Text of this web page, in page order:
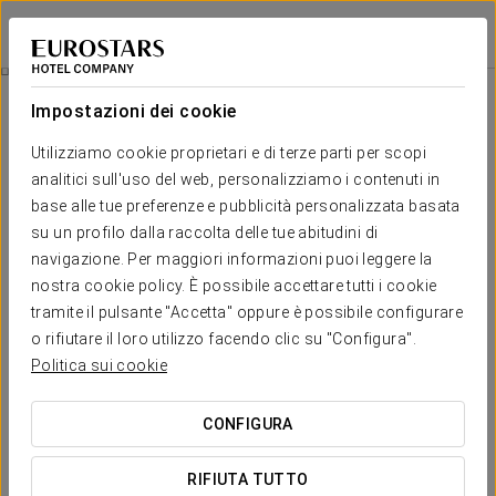
Impostazioni dei cookie
Utilizziamo cookie proprietari e di terze parti per scopi
analitici sull'uso del web, personalizziamo i contenuti in
base alle tue preferenze e pubblicità personalizzata basata
su un profilo dalla raccolta delle tue abitudini di
navigazione. Per maggiori informazioni puoi leggere la
nostra cookie policy. È possibile accettare tutti i cookie
tramite il pulsante "Accetta" oppure è possibile configurare
o rifiutare il loro utilizzo facendo clic su "Configura".
Politica sui cookie
CONFIGURA
RIFIUTA TUTTO
Exe Wellington
FIGUEIRA DA FOZ
Esperienza Romantica
30€
Esperienza Romantica
Goditi un soggiorno romantico mentre vi godete un buon
bicchiere di prosecco e un dolce dettaglio che ti lasceremo